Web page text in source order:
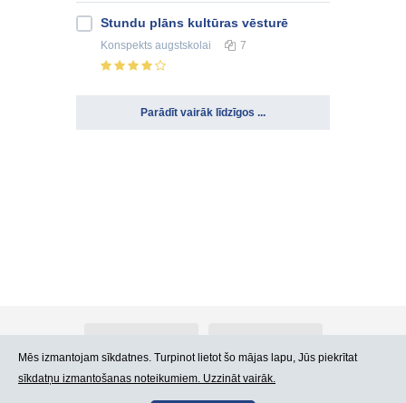
Stundu plāns kultūras vēsturē
Konspekts augstskolai 7
Parādīt vairāk līdzīgos ...
Kontakti Lietošanas noteikumi
Mēs izmantojam sīkdatnes. Turpinot lietot šo mājas lapu, Jūs piekrītat
sīkdatņu izmantošanas noteikumiem. Uzzināt vairāk.